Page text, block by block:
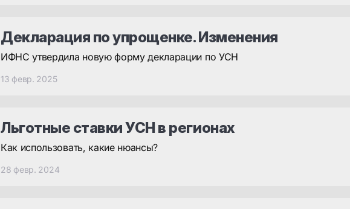
Декларация по упрощенке. Изменения
ИФНС утвердила новую форму декларации по УСН
13 февр. 2025
Льготные ставки УСН в регионах
Как использовать, какие нюансы?
28 февр. 2024